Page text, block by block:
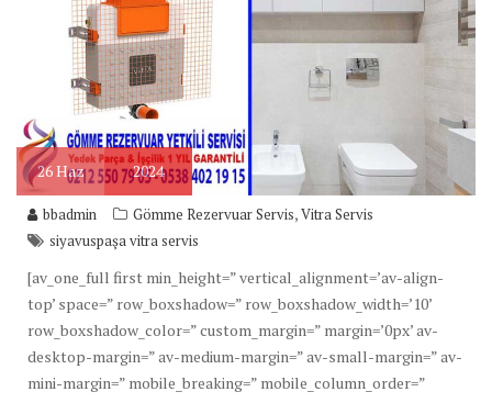
26Haz 2024
bbadmin Gömme Rezervuar Servis,Vitra Servis
siyavuspaşa vitra servis
[av_one_full first min_height=” vertical_alignment=’av-align-
top’ space=” row_boxshadow=” row_boxshadow_width=’10’
row_boxshadow_color=” custom_margin=” margin=’0px’ av-
desktop-margin=” av-medium-margin=” av-small-margin=” av-
mini-margin=” mobile_breaking=” mobile_column_order=”